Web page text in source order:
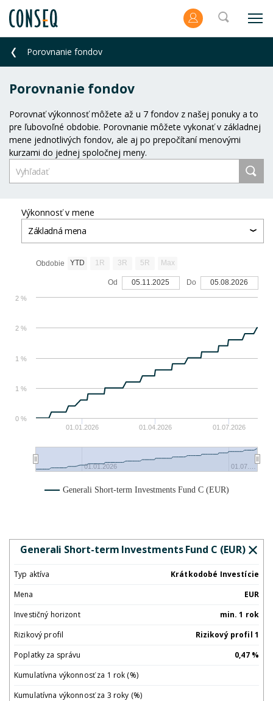
Porovnanie fondov
Porovnanie fondov
Porovnať výkonnosť môžete až u 7 fondov z našej ponuky a to
pre ľubovoľné obdobie. Porovnanie môžete vykonať v základnej
mene jednotlivých fondov, ale aj po prepočítaní menovými
kurzami do jednej spoločnej meny.
Výkonnosť v mene
Základná mena
01.01.2026 01.07.2026
01.04.2026
01.01.2026 01.07.…
0 %
1 %
1 %
2 %
2 %
Obdobie YTD 1R 3R 5R Max
Od 05.11.2025 Do 05.08.2026
Generali Short-term Investments Fund C (EUR)
Generali Short-term Investments Fund C (EUR)
Typ aktíva
Krátkodobé Investície
Mena
EUR
Investičný horizont
min. 1 rok
Rizikový profil
Rizikový profil 1
Poplatky za správu
0,47 %
Kumulatívna výkonnosť za 1 rok (%)
Kumulatívna výkonnosť za 3 roky (%)